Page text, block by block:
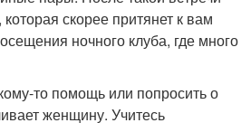
скорее притянет к вам
ночного клуба, где много
то помощь или попросить о
женщину. Учитесь